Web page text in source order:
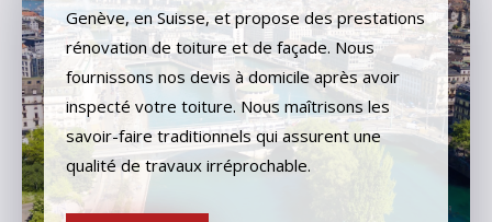
Genève, en Suisse, et propose des prestations
rénovation de toiture et de façade. Nous
fournissons nos devis à domicile après avoir
inspecté votre toiture. Nous maîtrisons les
savoir-faire traditionnels qui assurent une
qualité de travaux irréprochable.